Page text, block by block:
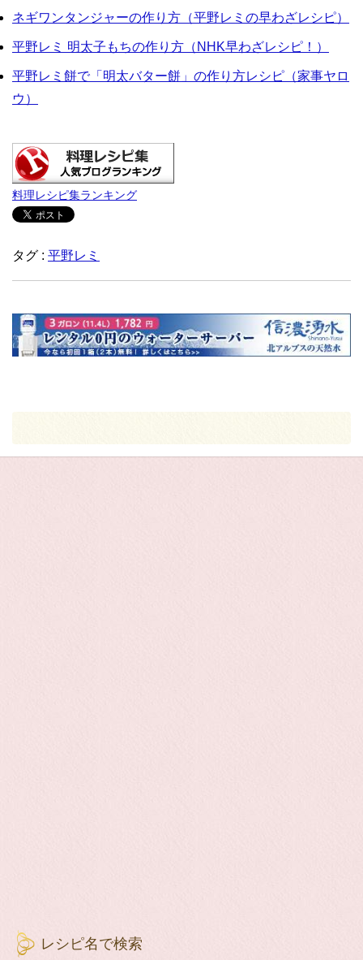
ネギワンタンジャーの作り方（平野レミの早わざレシピ）
平野レミ 明太子もちの作り方（NHK早わざレシピ！）
平野レミ餅で「明太バター餅」の作り方レシピ（家事ヤロ
ウ）
料理レシピ集ランキング
タグ : 平野レミ
レシピ名で検索